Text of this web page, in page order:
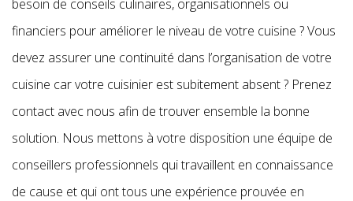
besoin de conseils culinaires, organisationnels ou
financiers pour améliorer le niveau de votre cuisine ? Vous
devez assurer une continuité dans l’organisation de votre
cuisine car votre cuisinier est subitement absent ? Prenez
contact avec nous afin de trouver ensemble la bonne
solution. Nous mettons à votre disposition une équipe de
conseillers professionnels qui travaillent en connaissance
de cause et qui ont tous une expérience prouvée en